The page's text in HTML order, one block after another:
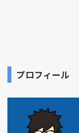
プロフィール